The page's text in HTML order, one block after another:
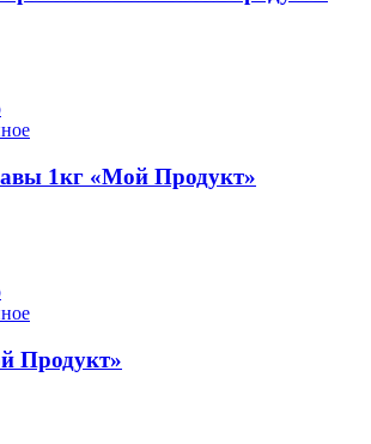
1кг «Мой Продукт»
Продукт»